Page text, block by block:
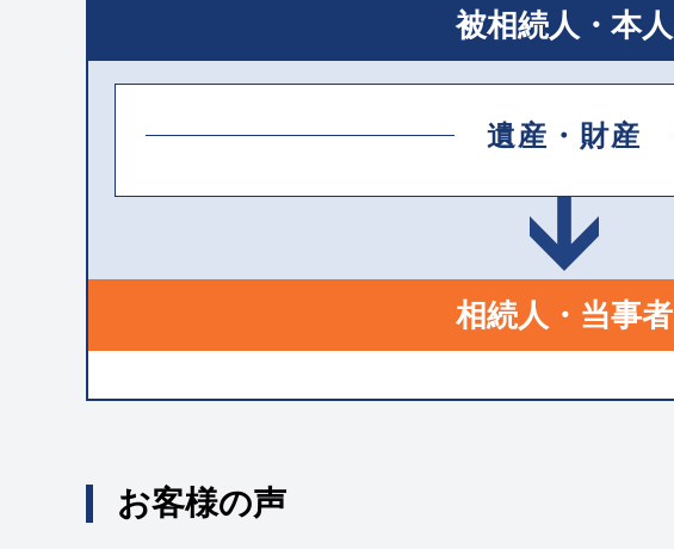
被相続人・本人
遺産・財産
相続人・当事者
お客様の声